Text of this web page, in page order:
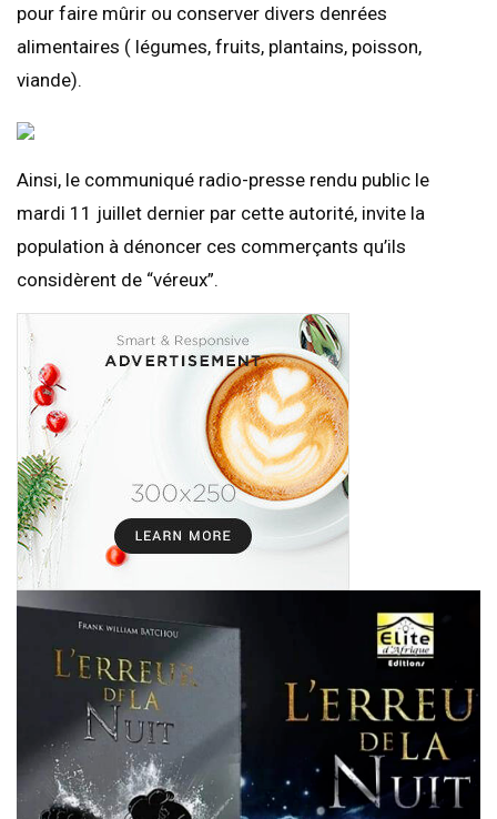
pour faire mûrir ou conserver divers denrées
alimentaires ( légumes, fruits, plantains, poisson,
viande).
Ainsi, le communiqué radio-presse rendu public le
mardi 11 juillet dernier par cette autorité, invite la
population à dénoncer ces commerçants qu’ils
considèrent de “véreux”.